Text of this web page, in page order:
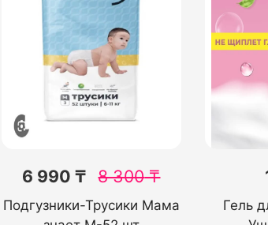
6 990 ₸ 8 300₸
Подгузники-Трусики Мама
Гель